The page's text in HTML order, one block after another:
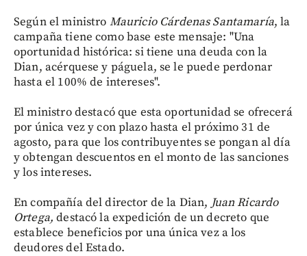
Según el ministro Mauricio Cárdenas Santamaría, la
campaña tiene como base este mensaje: "Una
oportunidad histórica: si tiene una deuda con la
Dian, acérquese y páguela, se le puede perdonar
hasta el 100% de intereses".
El ministro destacó que esta oportunidad se ofrecerá
por única vez y con plazo hasta el próximo 31 de
agosto, para que los contribuyentes se pongan al día
y obtengan descuentos en el monto de las sanciones
y los intereses.
En compañía del director de la Dian, Juan Ricardo
Ortega, destacó la expedición de un decreto que
establece beneficios por una única vez a los
deudores del Estado.